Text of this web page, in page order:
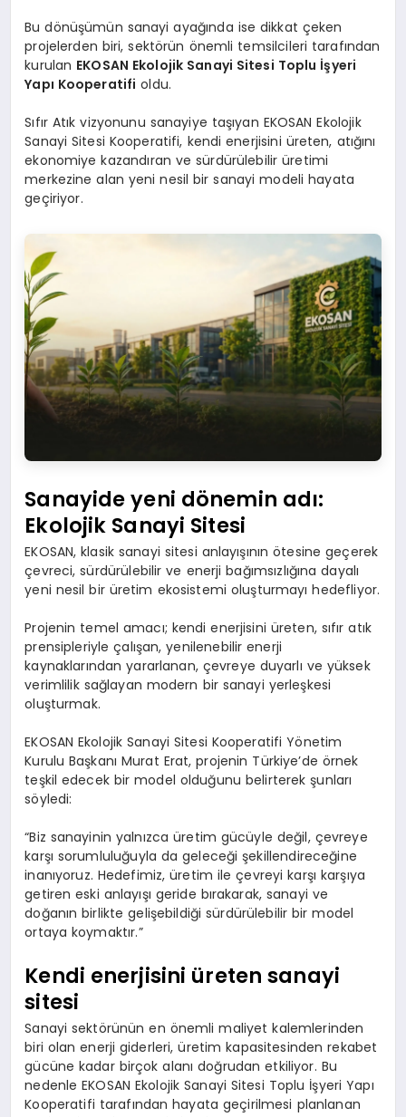
Bu dönüşümün sanayi ayağında ise dikkat çeken
projelerden biri, sektörün önemli temsilcileri tarafından
kurulan EKOSAN Ekolojik Sanayi Sitesi Toplu İşyeri
Yapı Kooperatifi oldu.
Sıfır Atık vizyonunu sanayiye taşıyan EKOSAN Ekolojik
Sanayi Sitesi Kooperatifi, kendi enerjisini üreten, atığını
ekonomiye kazandıran ve sürdürülebilir üretimi
merkezine alan yeni nesil bir sanayi modeli hayata
geçiriyor.
Sanayide yeni dönemin adı:
Ekolojik Sanayi Sitesi
EKOSAN, klasik sanayi sitesi anlayışının ötesine geçerek
çevreci, sürdürülebilir ve enerji bağımsızlığına dayalı
yeni nesil bir üretim ekosistemi oluşturmayı hedefliyor.
Projenin temel amacı; kendi enerjisini üreten, sıfır atık
prensipleriyle çalışan, yenilenebilir enerji
kaynaklarından yararlanan, çevreye duyarlı ve yüksek
verimlilik sağlayan modern bir sanayi yerleşkesi
oluşturmak.
EKOSAN Ekolojik Sanayi Sitesi Kooperatifi Yönetim
Kurulu Başkanı Murat Erat, projenin Türkiye’de örnek
teşkil edecek bir model olduğunu belirterek şunları
söyledi:
“Biz sanayinin yalnızca üretim gücüyle değil, çevreye
karşı sorumluluğuyla da geleceği şekillendireceğine
inanıyoruz. Hedefimiz, üretim ile çevreyi karşı karşıya
getiren eski anlayışı geride bırakarak, sanayi ve
doğanın birlikte gelişebildiği sürdürülebilir bir model
ortaya koymaktır.”
Kendi enerjisini üreten sanayi
sitesi
Sanayi sektörünün en önemli maliyet kalemlerinden
biri olan enerji giderleri, üretim kapasitesinden rekabet
gücüne kadar birçok alanı doğrudan etkiliyor. Bu
nedenle EKOSAN Ekolojik Sanayi Sitesi Toplu İşyeri Yapı
Kooperatifi tarafından hayata geçirilmesi planlanan